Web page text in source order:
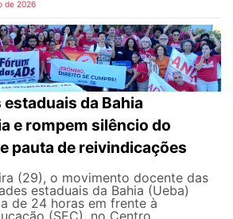
de 2026
da Bahia
e rompem silêncio do
pauta de reivindicações
(29), o movimento docente das
estaduais da Bahia (Ueba)
de 24 horas em frente à
(SEC), no Centro